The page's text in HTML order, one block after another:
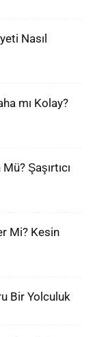
Nasıl
mı Kolay?
Şaşırtıcı
Mi? Kesin
Bir Yolculuk